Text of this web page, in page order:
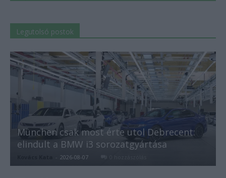
Legutolsó postok
München csak most érte utol Debrecent:
elindult a BMW i3 sorozatgyártása
- 2026-08-07